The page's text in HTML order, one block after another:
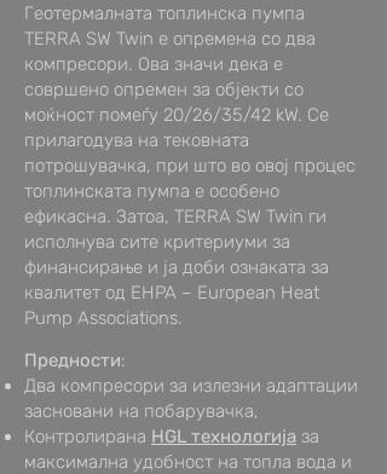
Геотермалната топлинска пумпа
TERRA SW Twin е опремена со два
компресори. Ова значи дека е
совршено опремен за објекти со
моќност помеѓу 20/26/35/42 kW. Се
прилагодува на тековната
потрошувачка, при што во овој процес
топлинската пумпа е особено
ефикасна. Затоа, TERRA SW Twin ги
исполнува сите критериуми за
финансирање и ја доби ознаката за
квалитет од EHPA – European Heat
Pump Associations.
Предности:
Два компресори за излезни адаптации
засновани на побарувачка,
Контролирана HGL технологија за
максимална удобност на топла вода и